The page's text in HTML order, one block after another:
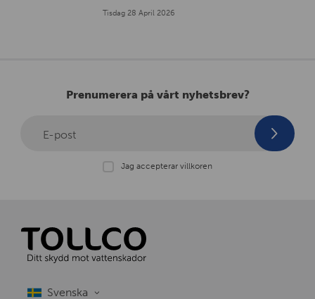
Tisdag 28 April 2026
Prenumerera på vårt nyhetsbrev?
E-post
Jag accepterar villkoren